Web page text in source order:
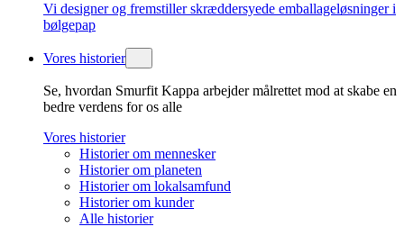
Vi designer og fremstiller skræddersyede emballageløsninger i
bølgepap
Vores historier
Se, hvordan Smurfit Kappa arbejder målrettet mod at skabe en
bedre verdens for os alle
Vores historier
Historier om mennesker
Historier om planeten
Historier om lokalsamfund
Historier om kunder
Alle historier